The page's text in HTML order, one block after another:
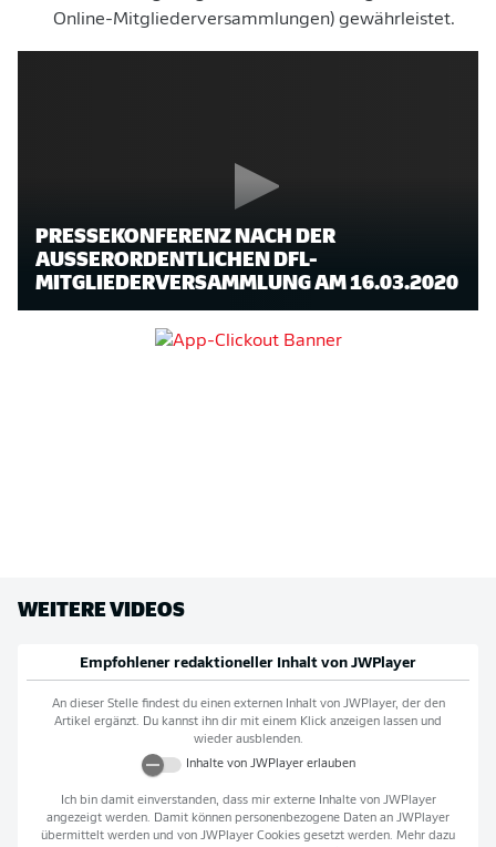
Online-Mitgliederversammlungen) gewährleistet.
PRESSEKONFERENZ NACH DER
AUSSERORDENTLICHEN DFL-M
ITGLIEDERVERSAMMLUNG AM 16.03.2020
WEITERE VIDEOS
Empfohlener redaktioneller Inhalt von JWPlayer
An dieser Stelle findest du einen externen Inhalt von JWPlayer, der den
Artikel ergänzt. Du kannst ihn dir mit einem Klick anzeigen lassen und
wieder ausblenden.
Inhalte von JWPlayererlauben
Ich bin damit einverstanden, dass mir externe Inhalte von JWPlayer
angezeigt werden. Damit können personenbezogene Daten an JWPlayer
übermittelt werden und von JWPlayer Cookies gesetzt werden. Mehr dazu